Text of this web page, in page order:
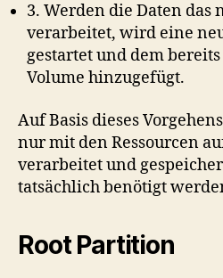
3. Werden die Daten das
verarbeitet, wird eine
gestartet und dem
Volume hinzugefügt.
Auf Basis dieses
nur mit den Ressourcen
verarbeitet und
tatsächlich benötigt
Root Partition